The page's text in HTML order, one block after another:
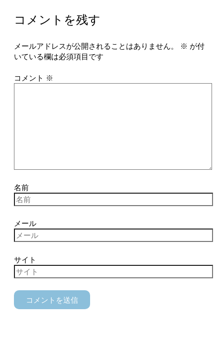
コメントを残す
メールアドレスが公開されることはありません。 ※ が付
いている欄は必須項目です
コメント ※
名前
メール
サイト